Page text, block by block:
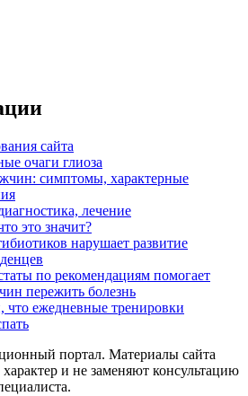
сайта
очаги глиоза
симптомы, характерные
лечение
это значит?
нарушает развитие
по рекомендациям помогает
пережить болезнь
ежедневные тренировки
портал. Материалы сайта
и не заменяют консультацию